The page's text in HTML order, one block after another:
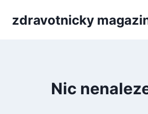
zdravotnicky
Nic